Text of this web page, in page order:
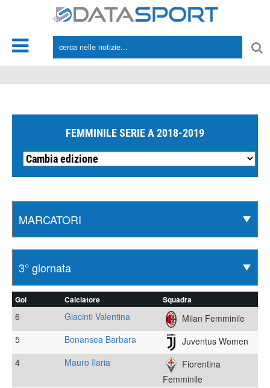
FEMMINILE SERIE A 2018-2019
Gol Calciatore Squadra
6 Giacinti Valentina
Milan Femminile
5
Bonansea Barbara
Juventus Women
4
Mauro Ilaria
Fiorentina
Femminile